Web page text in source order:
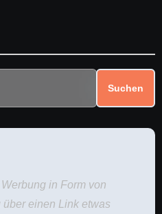
Suchen
in Form von
einen Link etwas